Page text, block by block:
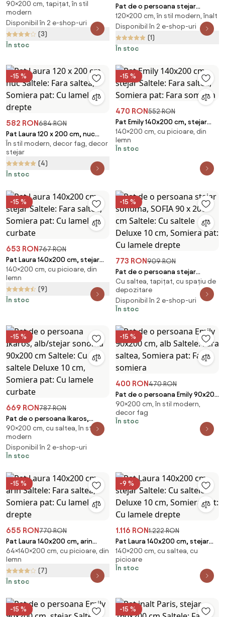
x 200 cm Saltele: Fara saltea,
Somiera pat: Cu lamele drepte
90×200 cm, tapițat, în stil
modern
Disponibil în 2 e-shop-uri
(3)
În stoc
Pat de o persoana stejar
sonoma, SOFIA 120 x 200 cm
Saltele: Fara saltea, Somiera
pat: Cu lamele drepte
120×200 cm, în stil modern, înalt
Disponibil în 2 e-shop-uri
(1)
În stoc
-15 %
582 RON684 RON
Pat Laura 120 x 200 cm, nuc
Saltele: Fara saltea, Somiera
pat: Cu lamele drepte
În stil modern, decor fag, decor
stejar
(4)
În stoc
-15 %
470 RON552 RON
Pat Emily 140x200 cm, stejar
Saltele: Fara saltea, Somiera
pat: Fara somiera
140×200 cm, cu picioare, din
lemn
În stoc
-15 %
653 RON767 RON
Pat Laura 140x200 cm, stejar
Saltele: Fara saltea, Somiera
pat: Cu lamele curbate
140×200 cm, cu picioare, din
lemn
(9)
În stoc
-15 %
773 RON909 RON
Pat de o persoana stejar
sonoma, SOFIA 90 x 200 cm
Saltele: Cu saltele Deluxe 10
cm, Somiera pat: Cu lamele
drepte
Cu saltea, tapițat, cu spațiu de
depozitare
Disponibil în 2 e-shop-uri
În stoc
-15 %
669 RON787 RON
Pat de o persoana Ikaros,
alb/stejar sonoma 90x200 cm
Saltele: Cu saltele Deluxe 10
cm, Somiera pat: Cu lamele
curbate
90×200 cm, cu saltea, în stil
modern
Disponibil în 2 e-shop-uri
În stoc
-15 %
400 RON470 RON
Pat de o persoana Emily 90x200
cm, alb Saltele: Fara saltea,
Somiera pat: Fara somiera
90×200 cm, în stil modern,
decor fag
În stoc
-15 %
655 RON770 RON
Pat Laura 140x200 cm, arin
Saltele: Fara saltea, Somiera
pat: Cu lamele drepte
64×140×200 cm, cu picioare, din
lemn
(7)
În stoc
-9 %
1.116 RON1.222 RON
Pat Laura 140x200 cm, stejar
Saltele: Cu saltele Deluxe 10
cm, Somiera pat: Cu lamele
drepte
140×200 cm, cu saltea, cu
picioare
În stoc
-15 % -15 %